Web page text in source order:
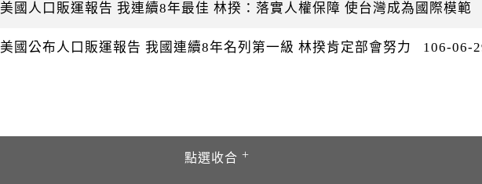
美國人口販運報告 我連續8年最佳 林揆：落實人權保障 使台灣成為國際模範
美國公布人口販運報告 我國連續8年名列第一級 林揆肯定部會努力 106-06-